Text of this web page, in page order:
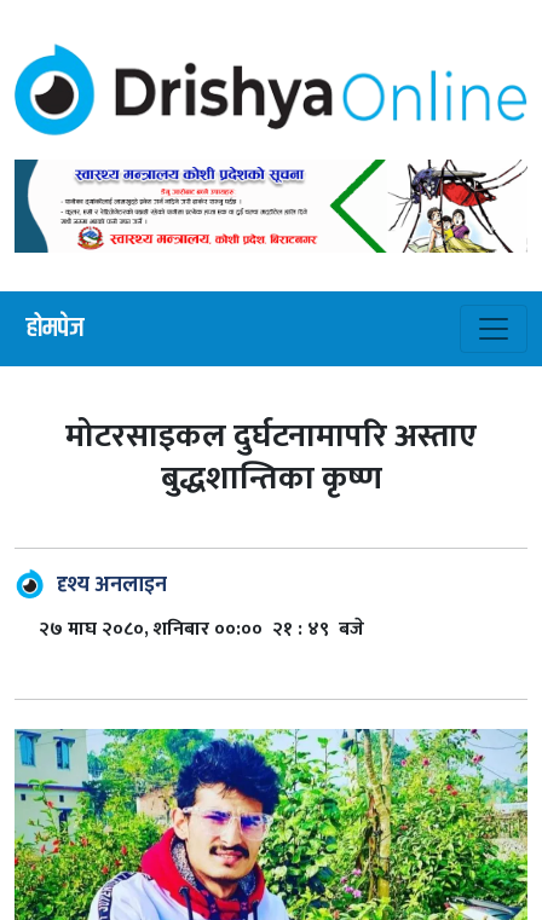
होमपेज
मोटरसाइकल दुर्घटनामापरि अस्ताए
बुद्धशान्तिका कृष्ण
दृश्य अनलाइन
२७ माघ २०८०, शनिबार ००:०० २१ : ४९ बजे